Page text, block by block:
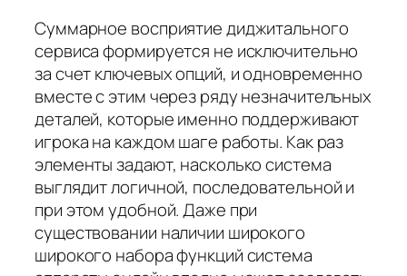
Суммарное восприятие диджитального
сервиса формируется не исключительно
за счет ключевых опций, и одновременно
вместе с этим через ряду незначительных
деталей, которые именно поддерживают
игрока на каждом шаге работы. Как раз
элементы задают, насколько система
выглядит логичной, последовательной и
при этом удобной. Даже при
существовании наличии широкого
широкого набора функций система